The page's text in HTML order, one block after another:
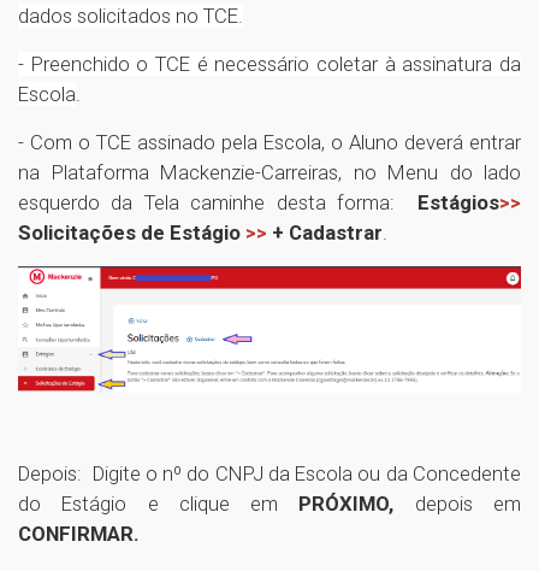
dados solicitados no TCE.
- Preenchido o TCE é necessário coletar à assinatura da
Escola.
- Com o TCE assinado pela Escola, o Aluno deverá entrar
na Plataforma Mackenzie-Carreiras, no Menu do lado
esquerdo da Tela caminhe desta forma: Estágios>>
Solicitações de Estágio >> + Cadastrar.
Depois: Digite o nº do CNPJ da Escola ou da Concedente
do Estágio e clique em PRÓXIMO, depois em
CONFIRMAR.